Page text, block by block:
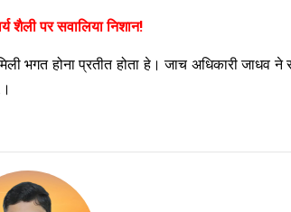
शैली पर सवालिया निशान!
भगत होना प्रतीत होता हे। जाच अधिकारी जाधव